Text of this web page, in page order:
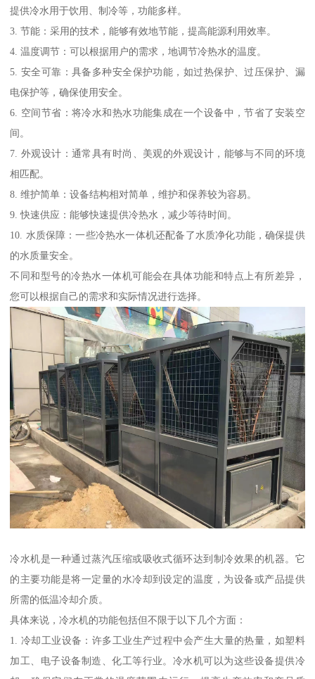
提供冷水用于饮用、制冷等，功能多样。
3. 节能：采用的技术，能够有效地节能，提高能源利用效率。
4. 温度调节：可以根据用户的需求，地调节冷热水的温度。
5. 安全可靠：具备多种安全保护功能，如过热保护、过压保护、漏
电保护等，确保使用安全。
6. 空间节省：将冷水和热水功能集成在一个设备中，节省了安装空
间。
7. 外观设计：通常具有时尚、美观的外观设计，能够与不同的环境
相匹配。
8. 维护简单：设备结构相对简单，维护和保养较为容易。
9. 快速供应：能够快速提供冷热水，减少等待时间。
10. 水质保障：一些冷热水一体机还配备了水质净化功能，确保提供
的水质量安全。
不同和型号的冷热水一体机可能会在具体功能和特点上有所差异，
您可以根据自己的需求和实际情况进行选择。
冷水机是一种通过蒸汽压缩或吸收式循环达到制冷效果的机器。它
的主要功能是将一定量的水冷却到设定的温度，为设备或产品提供
所需的低温冷却介质。
具体来说，冷水机的功能包括但不限于以下几个方面：
1. 冷却工业设备：许多工业生产过程中会产生大量的热量，如塑料
加工、电子设备制造、化工等行业。冷水机可以为这些设备提供冷